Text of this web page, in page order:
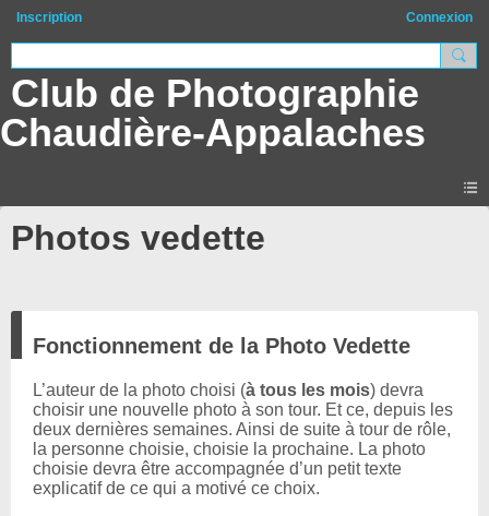
Inscription Connexion
Club de Photographie
Chaudière-Appalaches
Photos vedette
Fonctionnement de la Photo Vedette
L’auteur de la photo choisi (à tous les mois) devra
choisir une nouvelle photo à son tour. Et ce, depuis les
deux dernières semaines. Ainsi de suite à tour de rôle,
la personne choisie, choisie la prochaine. La photo
choisie devra être accompagnée d’un petit texte
explicatif de ce qui a motivé ce choix.